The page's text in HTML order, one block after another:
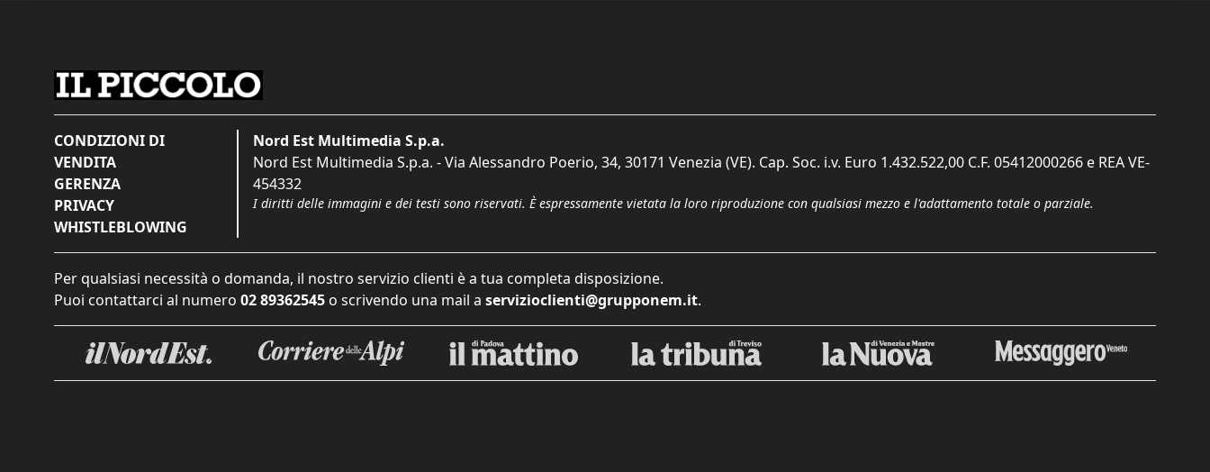
CONDIZIONI DI
VENDITA
GERENZA
PRIVACY
WHISTLEBLOWING
Nord Est Multimedia S.p.a.
Nord Est Multimedia S.p.a. - Via Alessandro Poerio, 34, 30171 Venezia (VE). Cap. Soc. i.v. Euro 1.432.522,00 C.F. 05412000266 e REA VE-
454332
I diritti delle immagini e dei testi sono riservati. È espressamente vietata la loro riproduzione con qualsiasi mezzo e l'adattamento totale o parziale.
Per qualsiasi necessità o domanda, il nostro servizio clienti è a tua completa disposizione.
Puoi contattarci al numero 02 89362545 o scrivendo una mail a servizioclienti@grupponem.it.